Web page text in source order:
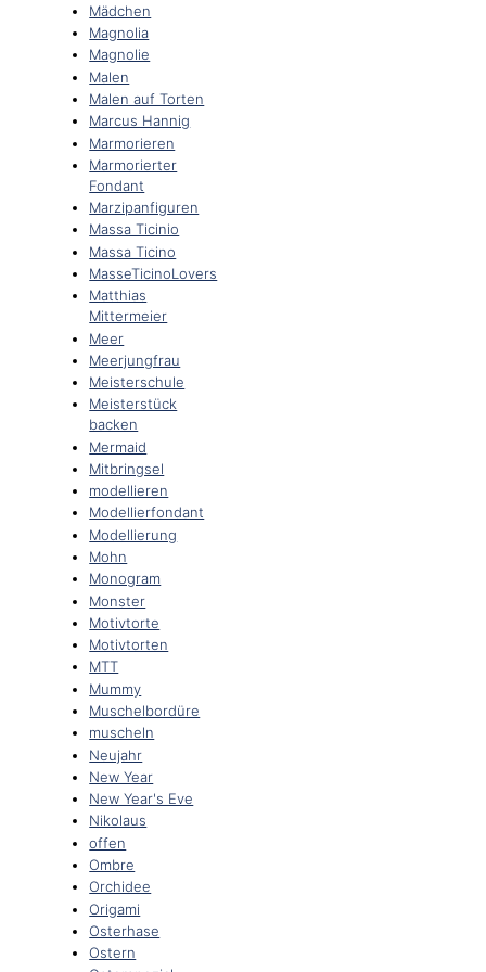
Mädchen
Magnolia
Magnolie
Malen
Malen auf Torten
Marcus Hannig
Marmorieren
Marmorierter
Fondant
Marzipanfiguren
Massa Ticinio
Massa Ticino
MasseTicinoLovers
Matthias
Mittermeier
Meer
Meerjungfrau
Meisterschule
Meisterstück
backen
Mermaid
Mitbringsel
modellieren
Modellierfondant
Modellierung
Mohn
Monogram
Monster
Motivtorte
Motivtorten
MTT
Mummy
Muschelbordüre
muscheln
Neujahr
New Year
New Year's Eve
Nikolaus
offen
Ombre
Orchidee
Origami
Osterhase
Ostern